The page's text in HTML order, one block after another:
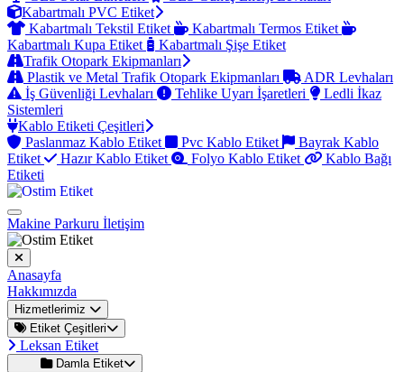
Kabartmalı PVC Etiket
Kabartmalı Tekstil Etiket
Kabartmalı Termos Etiket
Kabartmalı Kupa Etiket
Kabartmalı Şişe Etiket
Trafik Otopark Ekipmanları
Plastik ve Metal Trafik Otopark Ekipmanları
ADR Levhaları
İş Güvenliği Levhaları
Tehlike Uyarı İşaretleri
Ledli İkaz
Sistemleri
Kablo Etiketi Çeşitleri
Paslanmaz Kablo Etiket
Pvc Kablo Etiket
Bayrak Kablo
Etiket
Hazır Kablo Etiket Folyo Kablo Etiket
Kablo Bağı
Etiketi
Makine Parkuru İletişim
Anasayfa
Hakkımızda
Hizmetlerimiz
Etiket Çeşitleri
Leksan Etiket
Damla Etiket